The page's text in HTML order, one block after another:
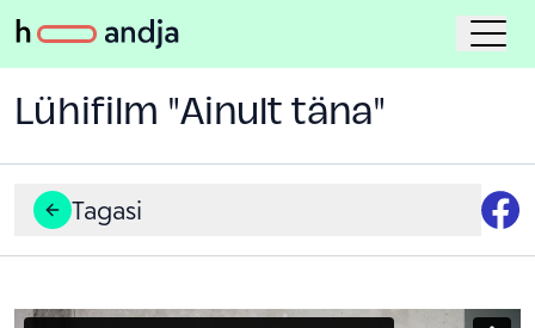
Lühifilm "Ainult täna"
Tagasi